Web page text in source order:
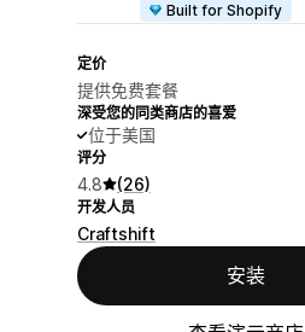
Built for Shopify
定价
提供免费套餐
深受您的同类商店的喜爱
位于美国
评分
4.8 (26)
开发人员
Craftshift
安装